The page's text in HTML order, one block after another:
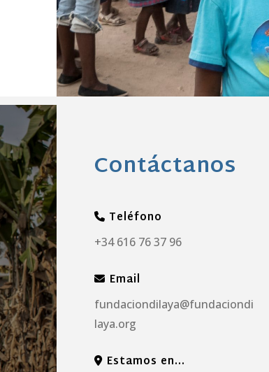
Contáctanos
Teléfono
+34 616 76 37 96
Email
fundaciondilaya@fundaciondi
laya.org
Estamos en…